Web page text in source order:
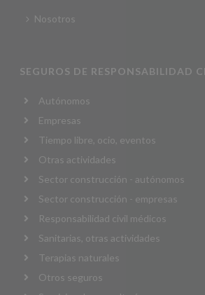
Nosotros
SEGUROS DE RESPONSABILIDAD
Autónomos
Empresas
Tiempo libre, ocio, eventos
Otras actividades
Sector construcción - autónomos
Sector construcción - empresas
Responsabilidad civil médicos
Sanitarias, otras actividades
Terapias naturales
Otros seguros